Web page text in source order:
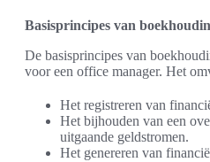
Basisprincipes van
De basisprincipes van
voor een office manager. Het
Het registreren van
Het bijhouden van een
uitgaande geldstromen.
Het genereren van